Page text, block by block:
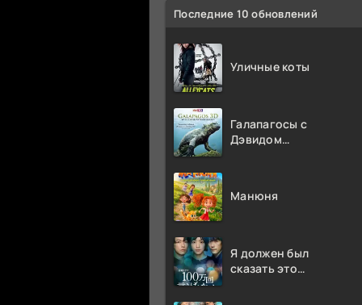
Последние 10 обновлений
Уличные коты
Галапагосы с
Дэвидом
Манюня
Я должен был
сказать это